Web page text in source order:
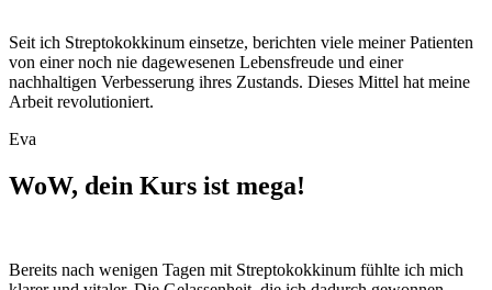
Seit ich Streptokokkinum einsetze, berichten viele meiner Patienten
von einer noch nie dagewesenen Lebensfreude und einer
nachhaltigen Verbesserung ihres Zustands. Dieses Mittel hat meine
Arbeit revolutioniert.
Eva
WoW, dein Kurs ist mega!
Bereits nach wenigen Tagen mit Streptokokkinum fühlte ich mich